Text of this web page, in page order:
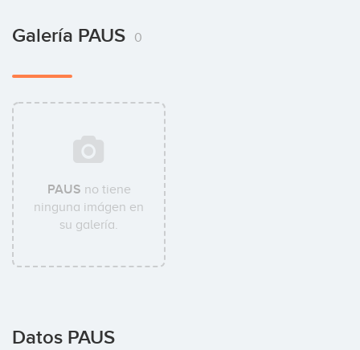
Galería PAUS 0
PAUS no tiene
ninguna imágen en
su galería.
Datos PAUS